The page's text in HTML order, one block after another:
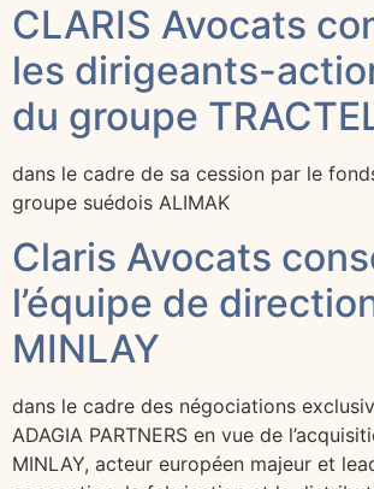
CLARIS Avocats
les dirigeants-
du groupe
dans le cadre de sa cession par le
groupe suédois ALIMAK
Claris Avocats
l’équipe de
MINLAY
dans le cadre des négociations
ADAGIA PARTNERS en vue de
MINLAY, acteur européen majeur et